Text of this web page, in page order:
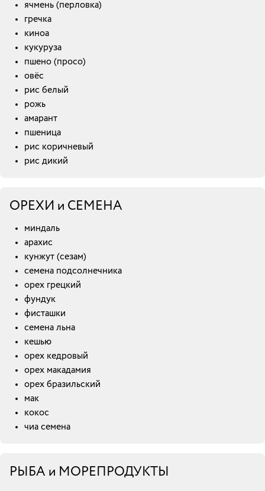
ячмень (перловка)
гречка
киноа
кукуруза
пшено (просо)
овёс
рис белый
рожь
амарант
пшеница
рис коричневый
рис дикий
ОРЕХИ и СЕМЕНА
миндаль
арахис
кунжут (сезам)
семена подсолнечника
орех грецкий
фундук
фисташки
семена льна
кешью
орех кедровый
орех макадамия
орех бразильский
мак
кокос
чиа семена
РЫБА и МОРЕПРОДУКТЫ